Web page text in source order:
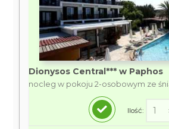
Dionysos Central*** w Paphos
nocleg w pokoju 2-osobowym ze
Ilość: